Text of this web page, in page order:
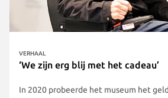
VERHAAL
‘We zijn erg blij met het cadeau’
In 2020 probeerde het museum het